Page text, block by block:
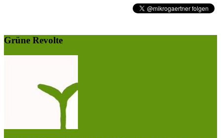
Grüne Revolte